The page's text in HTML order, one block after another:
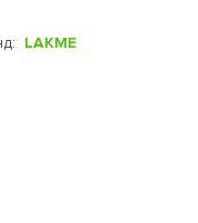
LAKME